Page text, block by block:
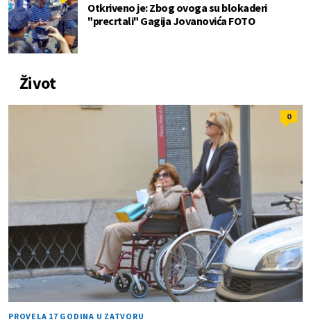
Otkriveno je: Zbog ovoga su blokaderi
"precrtali" Gagija Jovanovića FOTO
Život
0
PROVELA 17 GODINA U ZATVORU